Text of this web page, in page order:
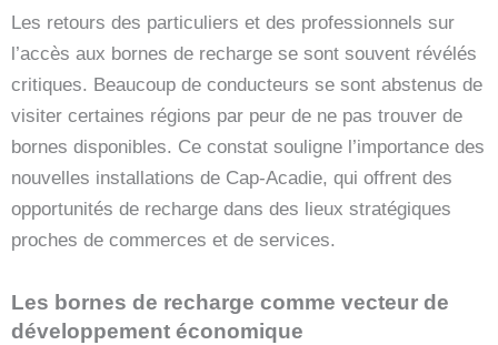
Les retours des particuliers et des professionnels sur
l’accès aux bornes de recharge se sont souvent révélés
critiques. Beaucoup de conducteurs se sont abstenus de
visiter certaines régions par peur de ne pas trouver de
bornes disponibles. Ce constat souligne l’importance des
nouvelles installations de Cap-Acadie, qui offrent des
opportunités de recharge dans des lieux stratégiques
proches de commerces et de services.
Les bornes de recharge comme vecteur de
développement économique